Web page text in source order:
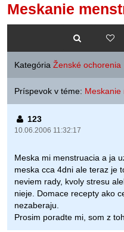
Meskanie
Kategória Ženské ochorenia
Príspevok v téme: Meskanie
123
10.06.2006 11:32:17
Meska mi menstruacia a ja
meska cca 4dni ale teraz je
neviem rady, kvoly stresu
nieje. Domace recepty ako
nezaberaju.
Prosim poradte mi, som z